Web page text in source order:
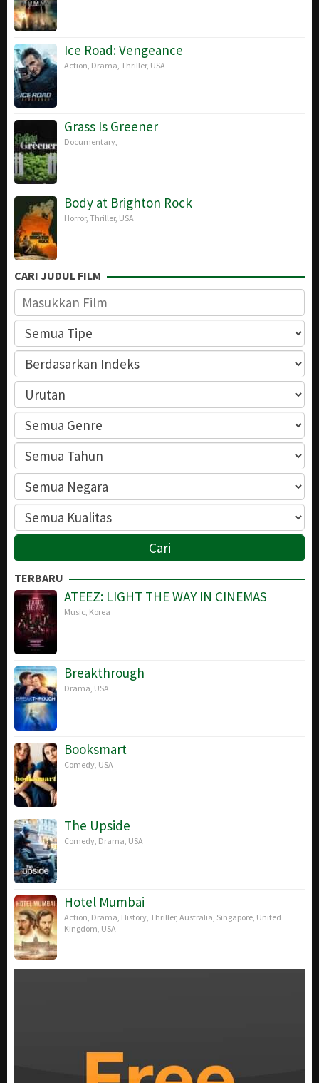
Ice Road: Vengeance
Action Drama Thriller, USA
Grass Is Greener
Documentary
Body at Brighton Rock
Horror, Thriller, USA
CARI JUDUL FILM
TERBARU
ATEEZ: LIGHT THE WAY IN CINEMAS
Music Korea
Breakthrough
Drama USA
Booksmart
Comedy USA
The Upside
Comedy Drama USA
Hotel Mumbai
Action Drama History Thriller, Australia Singapore United
Kingdom USA